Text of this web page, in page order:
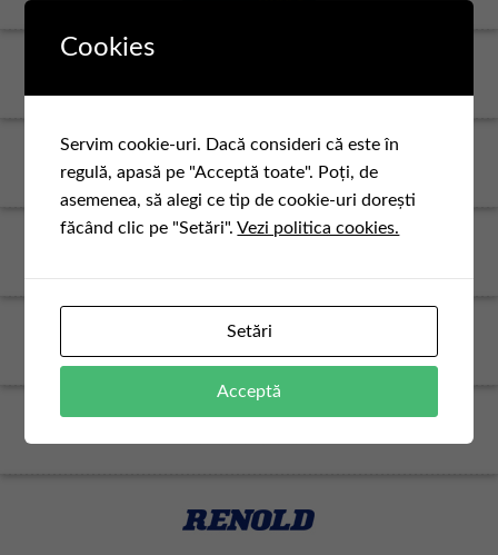
Cookies
Servim cookie-uri. Dacă consideri că este în
regulă, apasă pe "Acceptă toate". Poți, de
asemenea, să alegi ce tip de cookie-uri dorești
făcând clic pe "Setări".Vezi politica cookies.
Setări
Acceptă